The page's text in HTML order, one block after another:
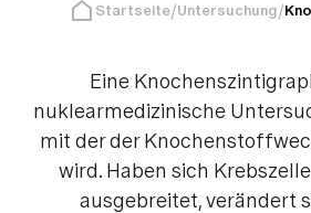
Startseite Untersuchung
Eine
nuklearmedizinische
mit der der
wird. Haben sich
ausgebreitet, verändert